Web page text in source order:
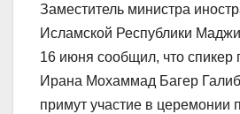
Заместитель министра
Исламской Республики
16 июня сообщил, что спикер
Ирана Мохаммад Багер
примут участие в церемонии